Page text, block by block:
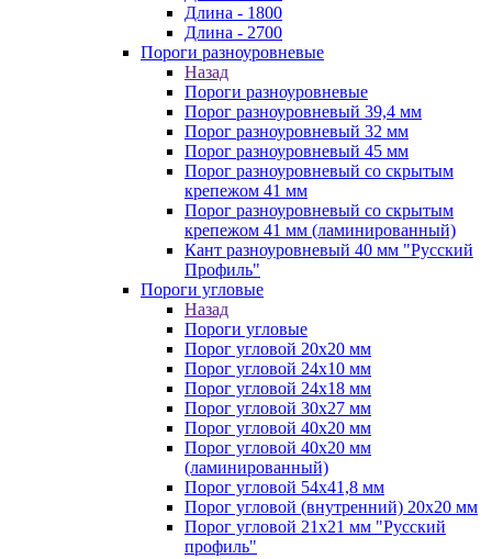
Длина - 1800
Длина - 2700
Пороги разноуровневые
Назад
Пороги разноуровневые
Порог разноуровневый 39,4 мм
Порог разноуровневый 32 мм
Порог разноуровневый 45 мм
Порог разноуровневый со скрытым
крепежом 41 мм
Порог разноуровневый со скрытым
крепежом 41 мм (ламинированный)
Кант разноуровневый 40 мм "Русский
Профиль"
Пороги угловые
Назад
Пороги угловые
Порог угловой 20х20 мм
Порог угловой 24х10 мм
Порог угловой 24х18 мм
Порог угловой 30х27 мм
Порог угловой 40х20 мм
Порог угловой 40х20 мм
(ламинированный)
Порог угловой 54х41,8 мм
Порог угловой (внутренний) 20х20 мм
Порог угловой 21х21 мм "Русский
профиль"